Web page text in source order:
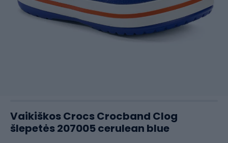
Vaikiškos Crocs Crocband Clog
šlepetės 207005 cerulean blue